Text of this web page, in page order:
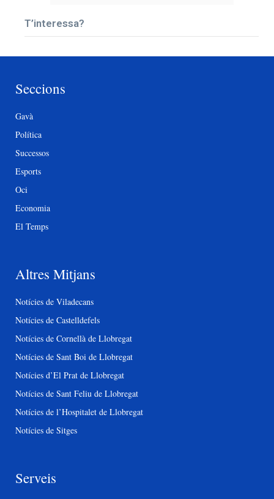
T’interessa?
Seccions
Gavà
Política
Successos
Esports
Oci
Economia
El Temps
Altres Mitjans
Notícies de Viladecans
Notícies de Castelldefels
Notícies de Cornellà de Llobregat
Notícies de Sant Boi de Llobregat
Notícies d’El Prat de Llobregat
Notícies de Sant Feliu de Llobregat
Notícies de l’Hospitalet de Llobregat
Notícies de Sitges
Serveis